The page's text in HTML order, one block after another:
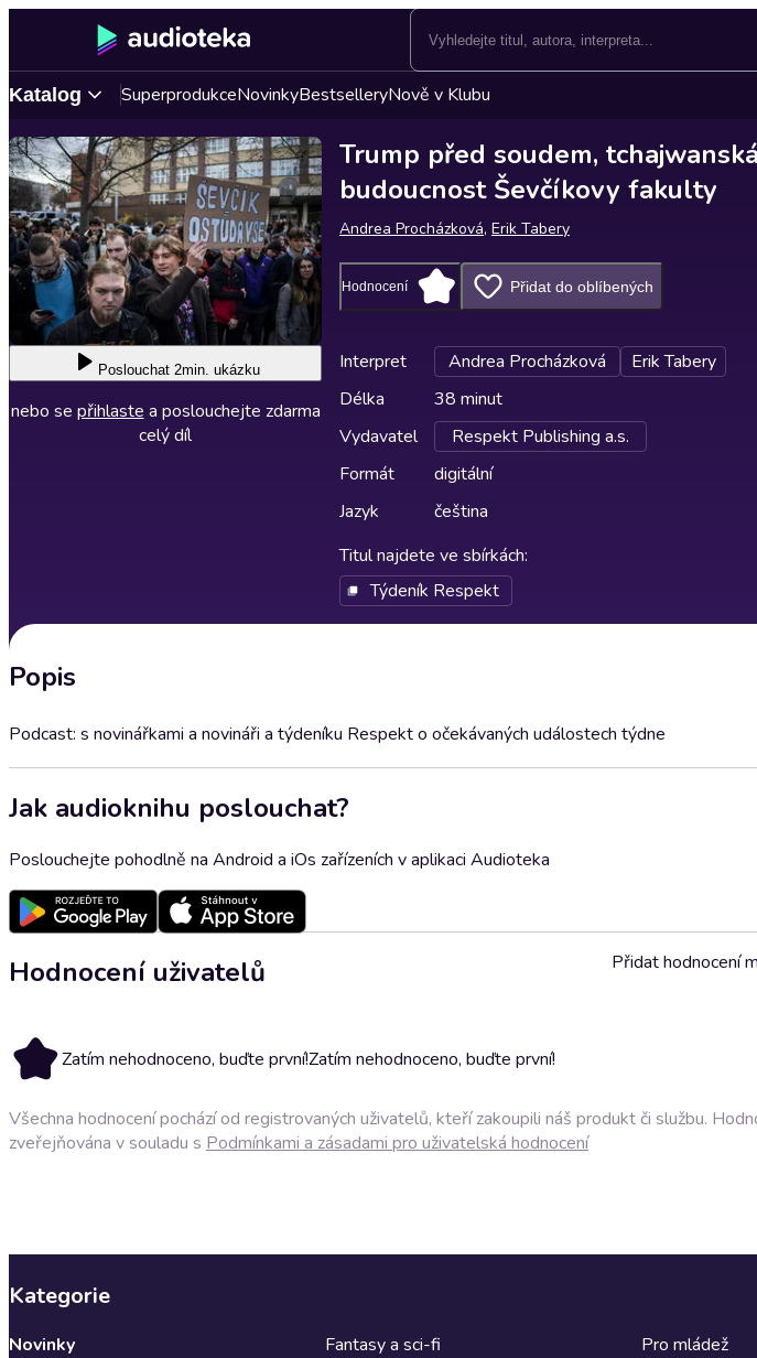
Katalog SuperprodukceNovinkyBestselleryNově v Klubu
Poslouchat 2min. ukázku
nebo se přihlaste a poslouchejte zdarma
celý díl
Trump před soudem,
budoucnost Ševčíkovy fakulty
Andrea Procházková, Erik Tabery
Hodnocení Přidat do oblíbených
Interpret Andrea Procházková
Erik Tabery
Délka
38 minut
Vydavatel
Respekt Publishing a.s.
Formát
digitální
Jazyk
čeština
Titul najdete ve sbírkách:
Týdeník Respekt
Popis
Podcast: s novinářkami a novináři a týdeníku Respekt o očekávaných událostech týdne
Jak audioknihu poslouchat?
Poslouchejte pohodlně na Android a iOs zařízeních v aplikaci Audioteka
Hodnocení uživatelů
Zatím nehodnoceno, buďte první!Zatím nehodnoceno, buďte první!
Přidat hodnocení
Všechna hodnocení pochází od registrovaných uživatelů, kteří zakoupili náš produkt či službu.
zveřejňována v souladu s Podmínkami a zásadami pro uživatelská hodnocení
Kategorie
Novinky
Fantasy a sci-fi
Pro mládež